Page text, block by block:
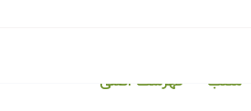
متلب — فهرست اصلی